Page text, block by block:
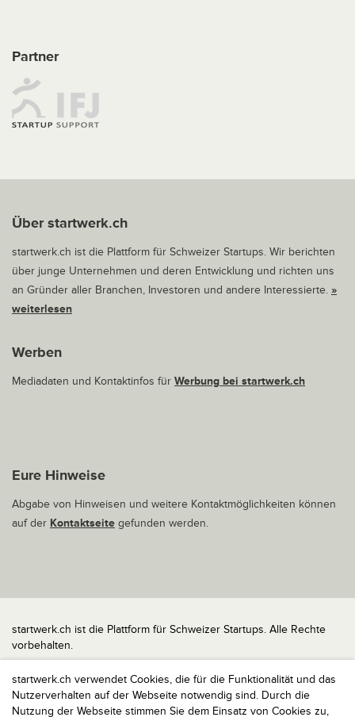
startwerk.ch verwendet Cookies, die für die Funktionalität und das
Nutzerverhalten auf der Webseite notwendig sind. Durch die
Nutzung der Webseite stimmen Sie dem Einsatz von Cookies zu,
Partner
Über startwerk.ch
startwerk.ch ist die Plattform für Schweizer Startups. Wir berichten
über junge Unternehmen und deren Entwicklung und richten uns
an Gründer aller Branchen, Investoren und andere Interessierte. »
weiterlesen
Werben
Mediadaten und Kontaktinfos für Werbung bei startwerk.ch
Eure Hinweise
Abgabe von Hinweisen und weitere Kontaktmöglichkeiten können
auf der Kontaktseite gefunden werden.
startwerk.ch ist die Plattform für Schweizer Startups. Alle Rechte
vorbehalten.
Impressum
Kontakt
nach oben